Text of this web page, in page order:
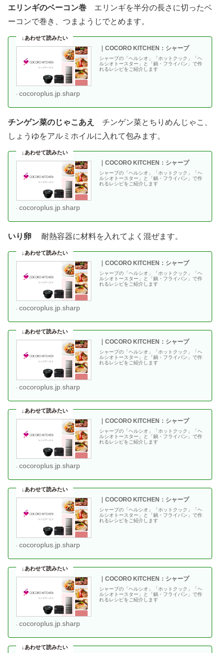
エリンギのベーコン巻 エリンギを半分の長さに切ったベ
ーコンで巻き、つまようじでとめます。
｜COCORO KITCHEN：シャープ
シャープの「ヘルシオ」「ホットクック」「ヘ
ルシオトースター」と「鍋・フライパン」で作
れるレシピをご紹介します
cocoroplus.jp.sharp
チンゲン菜のじゃこあえ
チンゲン菜とちりめんじゃこ、
しょうゆをアルミホイルに入れて包みます。
｜COCORO KITCHEN：シャープ
シャープの「ヘルシオ」「ホットクック」「ヘ
ルシオトースター」と「鍋・フライパン」で作
れるレシピをご紹介します
cocoroplus.jp.sharp
いり卵 耐熱容器に材料を入れてよく混ぜます。
｜COCORO KITCHEN：シャープ
シャープの「ヘルシオ」「ホットクック」「ヘ
ルシオトースター」と「鍋・フライパン」で作
れるレシピをご紹介します
cocoroplus.jp.sharp
｜COCORO KITCHEN：シャープ
シャープの「ヘルシオ」「ホットクック」「ヘ
ルシオトースター」と「鍋・フライパン」で作
れるレシピをご紹介します
cocoroplus.jp.sharp
｜COCORO KITCHEN：シャープ
シャープの「ヘルシオ」「ホットクック」「ヘ
ルシオトースター」と「鍋・フライパン」で作
れるレシピをご紹介します
cocoroplus.jp.sharp
｜COCORO KITCHEN：シャープ
シャープの「ヘルシオ」「ホットクック」「ヘ
ルシオトースター」と「鍋・フライパン」で作
れるレシピをご紹介します
cocoroplus.jp.sharp
｜COCORO KITCHEN：シャープ
シャープの「ヘルシオ」「ホットクック」「ヘ
ルシオトースター」と「鍋・フライパン」で作
れるレシピをご紹介します
cocoroplus.jp.sharp